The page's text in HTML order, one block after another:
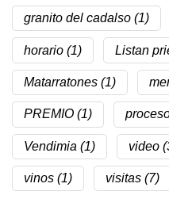
granito del cadalso (1)
horario (1) Listan
Matarratones (1)
PREMIO (1)
Vendimia (1) video
vinos (1) visitas (7)